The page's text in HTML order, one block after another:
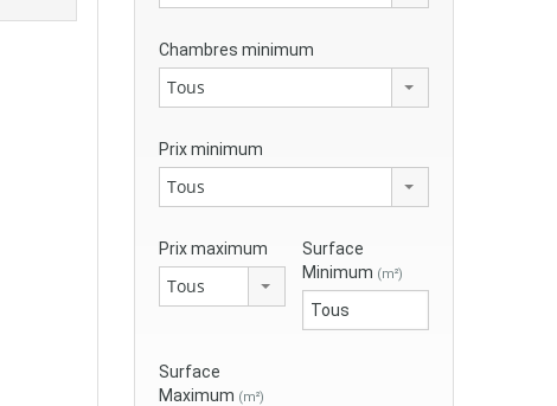
Chambres minimum
Tous
Prix minimum
Tous
Prix maximum
Tous
Surface
Minimum (m²)
Surface
Maximum (m²)